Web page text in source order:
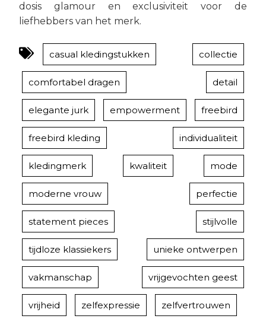
dosis glamour en exclusiviteit voor de
liefhebbers van het merk.
casual kledingstukken collectie
comfortabel dragen detail
elegante jurk empowerment freebird
freebird kleding individualiteit
kledingmerk kwaliteit mode
moderne vrouw perfectie
statement pieces stijlvolle
tijdloze klassiekers unieke ontwerpen
vakmanschap vrijgevochten geest
vrijheid zelfexpressie zelfvertrouwen